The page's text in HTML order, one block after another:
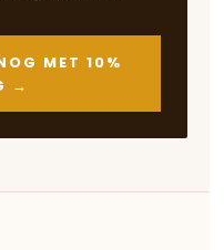
MET 10%
→